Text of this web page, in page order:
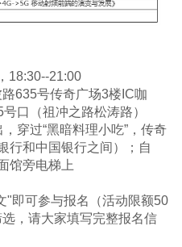
18:30--21:00
635号传奇广场3楼IC咖
口（祖冲之路松涛路）
穿过“黑暗料理小吃”，传奇
行和中国银行之间）；自
馆旁电梯上
"即可参与报名（活动限额50
，请大家填写完整报名信